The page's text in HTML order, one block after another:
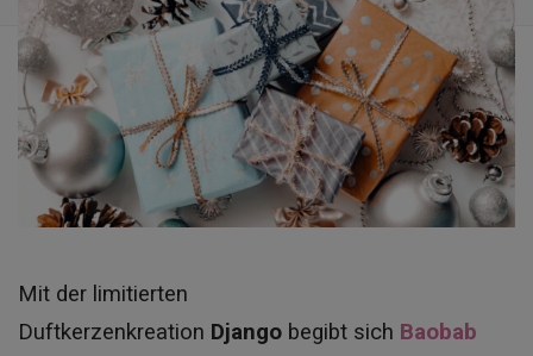
Mit der limitierten
Duftkerzenkreation Django begibt sich Baobab